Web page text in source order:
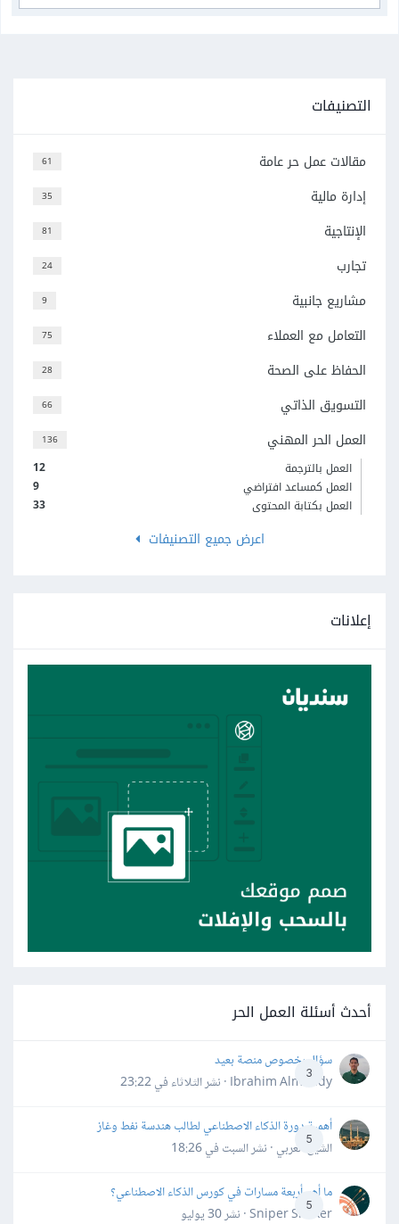
التصنيفات
61 مقالات عمل حر عامة
35 إدارة مالية
81 الإنتاجية
24 تجارب
9 مشاريع جانبية
75 التعامل مع العملاء
28 الحفاظ على الصحة
66 التسويق الذاتي
136 العمل الحر المهني
12
العمل بالترجمة
9
العمل كمساعد افتراضي
33
العمل بكتابة المحتوى
اعرض جميع التصنيفات
إعلانات
أحدث أسئلة العمل الحر
3
سؤال بخصوص منصة بعيد
Ibrahim Almahdy · نشر
الثلاثاء في 23:22
5
أهمية دورة الذكاء الاصطناعي لطالب هندسة نفط وغاز
الشيخ العربي · نشرالسبت في 18:26
5
ما أهم أربعة مسارات في كورس الذكاء الاصطناعي؟
Sniper Shaker · نشر
30 يوليو